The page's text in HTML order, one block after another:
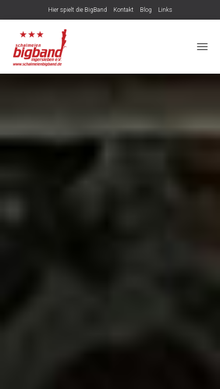
Hier spielt die BigBand Kontakt Blog Links